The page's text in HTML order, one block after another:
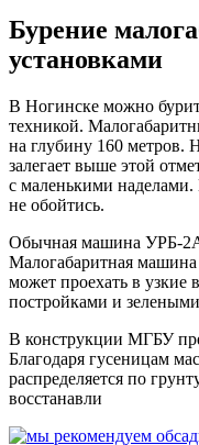
Бурение
установками
В Ногинске можно
техникой.
на глубину 160 метров.
залегает выше этой
с маленькими
не обойтись.
Обычная машина УРБ-
Малогабаритная
может проехать в узкие
постройками и
В конструкции МГБУ
Благодаря гусеницам
распределяется по
восстанавли